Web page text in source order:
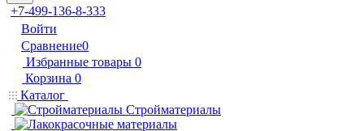
+7-499-136-8-333
Войти
Сравнение0
Избранные товары 0
Корзина 0
Каталог
Стройматериалы